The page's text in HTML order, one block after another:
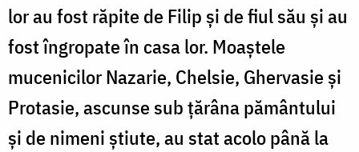
lor au fost răpite de Filip şi de fiul său şi au
fost îngropate în casa lor. Moaştele
mucenicilor Nazarie, Chelsie, Ghervasie şi
Protasie, ascunse sub ţărâna pământului
şi de nimeni ştiute, au stat acolo până la